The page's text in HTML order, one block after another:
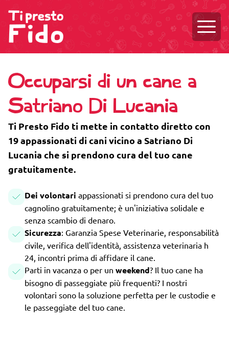
Occuparsi di un cane a
Satriano Di Lucania
Ti Presto Fido ti mette in contatto diretto con
19 appassionati di cani vicino a Satriano Di
Lucania che si prendono cura del tuo cane
gratuitamente.
Dei volontari appassionati si prendono cura del tuo
cagnolino gratuitamente; è un'iniziativa solidale e
senza scambio di denaro.
Sicurezza: Garanzia Spese Veterinarie, responsabilità
civile, verifica dell'identità, assistenza veterinaria h
24, incontri prima di affidare il cane.
Parti in vacanza o per un weekend? Il tuo cane ha
bisogno di passeggiate più frequenti? I nostri
volontari sono la soluzione perfetta per le custodie e
le passeggiate del tuo cane.